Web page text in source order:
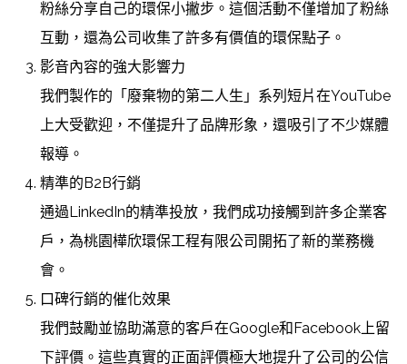
粉絲分享自己的環保小撇步。這個活動不僅增加了粉絲
互動，還為公司收集了許多有價值的環保點子。
影音內容的強大影響力
我們製作的「廢棄物的第二人生」系列短片在YouTube
上大受歡迎，不僅提升了品牌形象，還吸引了不少媒體
報導。
精準的B2B行銷
通過LinkedIn的精準投放，我們成功接觸到許多企業客
戶，為桃園樺欣環保工程有限公司開拓了新的業務機
會。
口碑行銷的催化效果
我們鼓勵並協助滿意的客戶在Google和Facebook上留
下評價。這些真實的正面評價極大地提升了公司的公信